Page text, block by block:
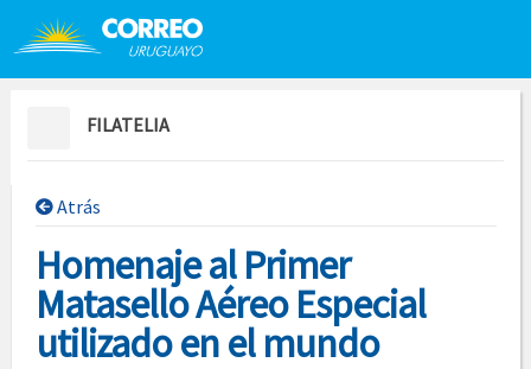
Saltar al contenido
FILATELIA
Atrás
Homenaje al Primer
Matasello Aéreo Especial
utilizado en el mundo